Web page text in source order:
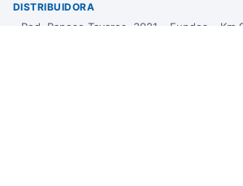
DISTRIBUIDORA
Rod. Raposo Tavares, 3921 – Fundos – Km